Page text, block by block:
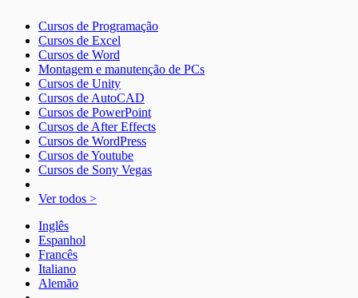
Cursos de Programação
Cursos de Excel
Cursos de Word
Montagem e manutenção de PCs
Cursos de Unity
Cursos de AutoCAD
Cursos de PowerPoint
Cursos de After Effects
Cursos de WordPress
Cursos de Youtube
Cursos de Sony Vegas
Ver todos >
Inglês
Espanhol
Francês
Italiano
Alemão